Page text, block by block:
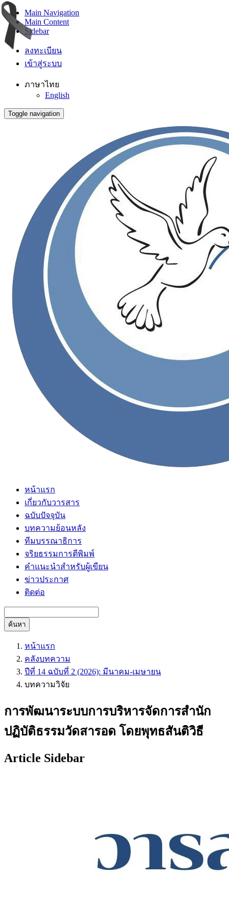
Main Navigation
Main Content
Sidebar
ลงทะเบียน
เข้าสู่ระบบ
ภาษาไทย
English
Toggle navigation
หน้าแรก
เกี่ยวกับวารสาร
ฉบับปัจจุบัน
บทความย้อนหลัง
ทีมบรรณาธิการ
จริยธรรมการตีพิมพ์
คำแนะนำสำหรับผู้เขียน
ข่าวประกาศ
ติดต่อ
ค้นหา
หน้าแรก
คลังบทความ
ปีที่ 14 ฉบับที่ 2 (2026): มีนาคม-เมษายน
บทความวิจัย
การพัฒนาระบบการบริหารจัดการสำนัก
ปฏิบัติธรรมวัดสารอด โดยพุทธสันติวิธี
Article Sidebar